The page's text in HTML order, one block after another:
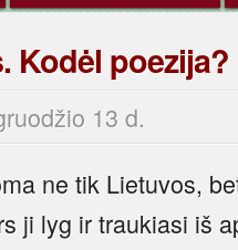
Kodėl poezija?
13 d.
ne tik Lietuvos,
ji lyg ir traukiasi iš